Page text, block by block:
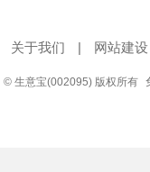
关于我们 | 网站建设
© 生意宝(002095) 版权所有